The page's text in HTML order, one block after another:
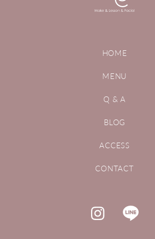
HOME
MENU
Q & A
BLOG
ACCESS
CONTACT